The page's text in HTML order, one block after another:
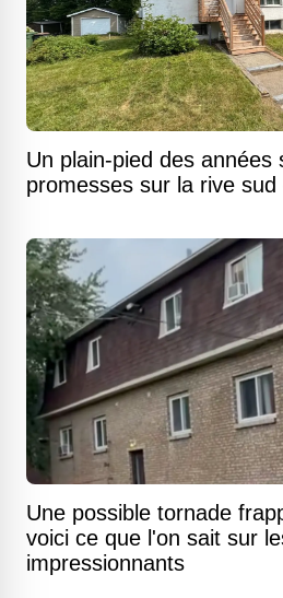
Un plain-pied des années
promesses sur la rive sud
Une possible tornade
voici ce que l'on sait sur
impressionnants